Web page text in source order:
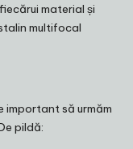
material și
multifocal
important să urmăm
pildă: